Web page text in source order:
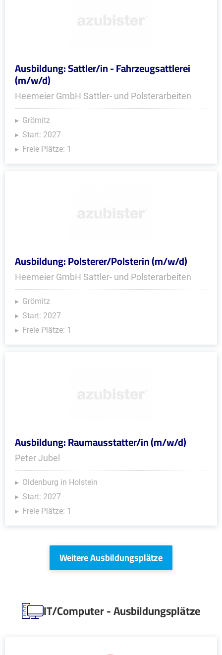
Ausbildung: Sattler/in - Fahrzeugsattlerei
(m/w/d)
Heemeier GmbH Sattler- und Polsterarbeiten
Grömitz
Start: 2027
Freie Plätze: 1
Ausbildung: Polsterer/Polsterin (m/w/d)
Heemeier GmbH Sattler- und Polsterarbeiten
Grömitz
Start: 2027
Freie Plätze: 1
Ausbildung: Raumausstatter/in (m/w/d)
Peter Jubel
Oldenburg in Holstein
Start: 2027
Freie Plätze: 1
Weitere Ausbildungsplätze
IT/Computer - Ausbildungsplätze